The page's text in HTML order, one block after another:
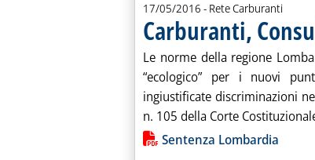
17/05/2016 - Rete Carburanti
Carburanti,
Le norme della regione
“ecologico” per i nuovi
ingiustificate discriminazioni
n. 105 della Corte
Lista allegati PDF alla
Sentenza Lombardia